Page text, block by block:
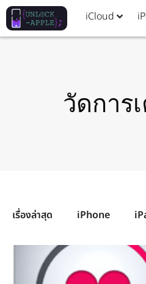
iCloud
วัดการ
เรื่องล่าสุด iPhone